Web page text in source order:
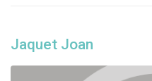
Jaquet Joan